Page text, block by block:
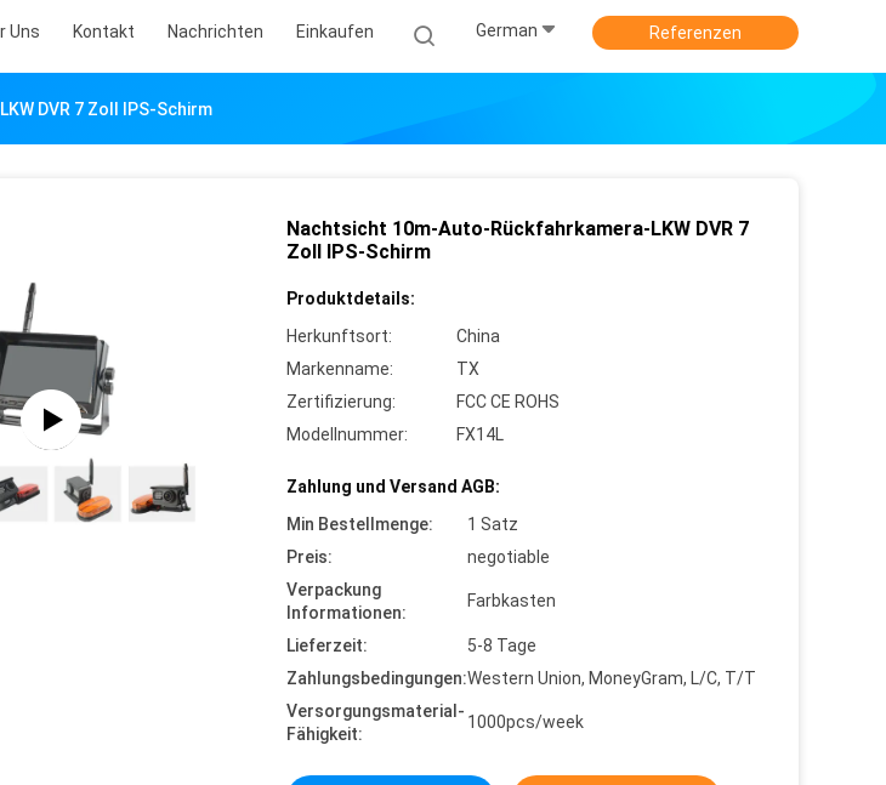
Uns Kontakt Nachrichten Einkaufen German Referenzen
DVR 7 Zoll IPS-Schirm
Nachtsicht 10m-Auto-Rückfahrkamera-LKW DVR 7
Zoll IPS-Schirm
Produktdetails:
Herkunftsort:
China
Markenname:
TX
Zertifizierung:
FCC CE ROHS
Modellnummer:
FX14L
Zahlung und Versand AGB:
Min Bestellmenge:
1 Satz
Preis:
negotiable
Verpackung
Informationen:
Farbkasten
Lieferzeit:
5-8 Tage
Zahlungsbedingungen:Western Union, MoneyGram, L/C, T/T
Versorgungsmaterial-
Fähigkeit:
1000pcs/week